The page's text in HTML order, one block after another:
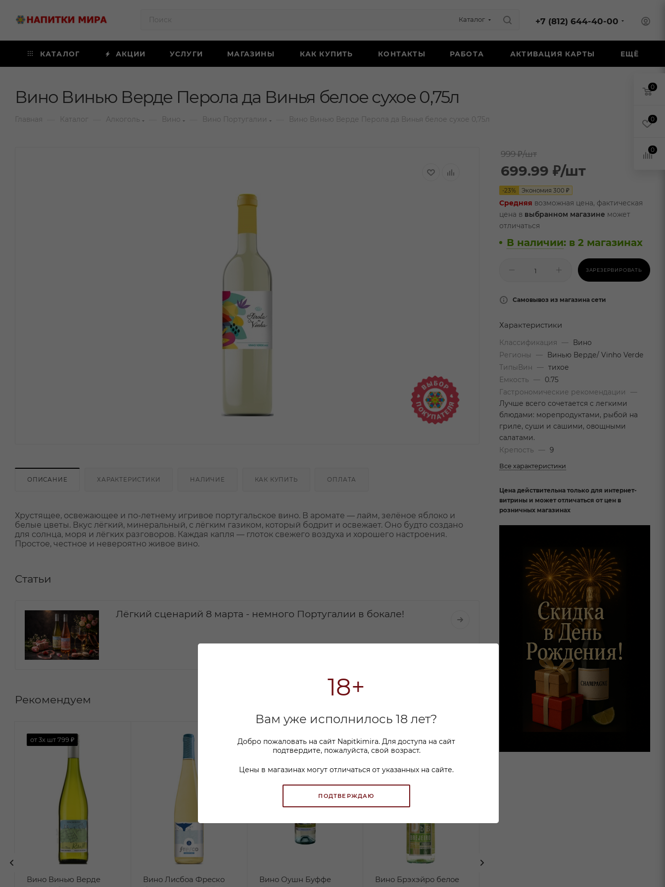
18+
Вам уже исполнилось 18 лет?
Добро пожаловать на сайт Napitkimira. Для доступа на сайт
подтвердите, пожалуйста, свой возраст.
Цены в магазинах могут отличаться от указанных на сайте.
ПОДТВЕРЖДАЮ
Каталог +7 (812) 644-40-00
КАТАЛОГ АКЦИИ УСЛУГИ МАГАЗИНЫ КАК КУПИТЬ КОНТАКТЫ РАБОТА АКТИВАЦИЯ КАРТЫ ЕЩЁ
Вино Винью Верде Перола да Винья белое сухое 0,75л
Главная Каталог Алкоголь Вино Вино Португалии Вино Винью Верде Перола да Винья белое сухое 0,75л
ОПИСАНИЕ ХАРАКТЕРИСТИКИ НАЛИЧИЕ КАК КУПИТЬ ОПЛАТА
Хрустящее, освежающее и по-летнему игривое португальское вино. В аромате — лайм, зелёное яблоко и
белые цветы. Вкус лёгкий, минеральный, с лёгким газиком, который бодрит и освежает. Оно будто создано
для солнца, моря и лёгких разговоров. Каждая капля — глоток свежего воздуха и хорошего настроения.
Простое, честное и невероятно живое вино.
Статьи
Лёгкий сценарий 8 марта - немного Португалии в бокале!
Рекомендуем
от 3х шт 799 ₽
Вино Винью Верде
Вино Лисбоа Фреско
Вино Оушн Буффе
Вино Брэхэйро белое
999 ₽/шт
699.99 ₽/шт
-23% Экономия 300 ₽
Средняя возможная цена, фактическая
цена в выбранном магазине может
отличаться
В наличии: в 2 магазинах
ЗАРЕЗЕРВИРОВАТЬ
Самовывоз из магазина сети
Характеристики
Классификация —
Вино
Регионы
—
Винью Верде/ Vinho Verde
ТипыВин
— тихое
Емкость
—
0.75
Гастрономические рекомендации
—
Лучше всего сочетается с легкими
блюдами: морепродуктами, рыбой на
гриле, суши и сашими, овощными
салатами.
Крепость
— 9
Все характеристики
Цена действительна только для интернет-
витрины и может отличаться от цен в
розничных магазинах
0
0
0